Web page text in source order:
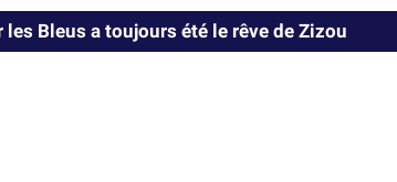
Bleus a toujours été le rêve de Zizou